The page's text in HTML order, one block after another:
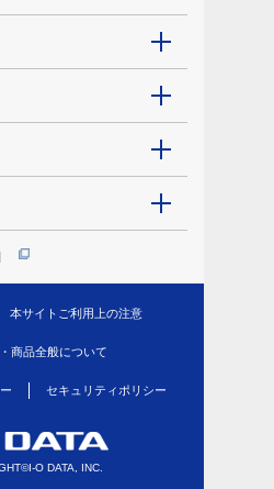
本サイトご利用上の注意
商品全般について
セキュリティポリシー
O DATA, INC.